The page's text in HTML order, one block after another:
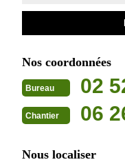
Nos coordonnées
Bureau 02
Chantier 06
Nous localiser